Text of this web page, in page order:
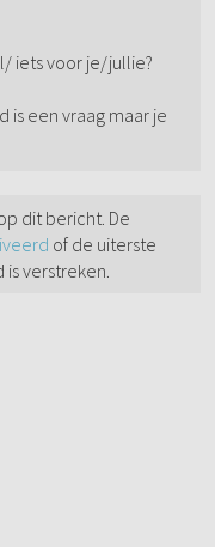
iets voor je/jullie?
een vraag maar je
dit bericht. De
of de uiterste
verstreken.